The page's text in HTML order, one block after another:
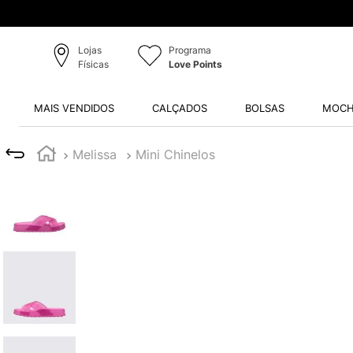
Lojas
Físicas
Programa
Love Points
MAIS VENDIDOS CALÇADOS BOLSAS
Melissa Mini Chinelos